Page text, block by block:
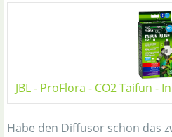
JBL - ProFlora - CO2 Taifun -
Habe den Diffusor schon das